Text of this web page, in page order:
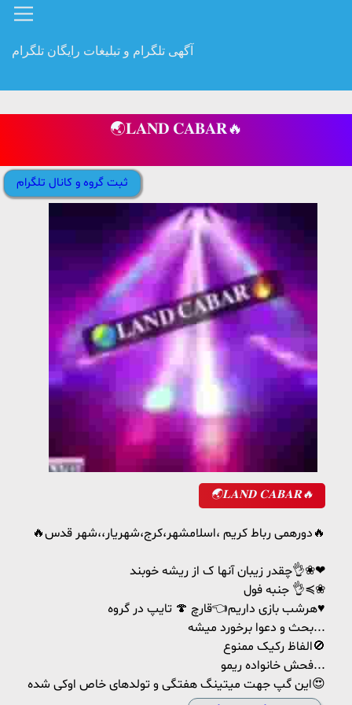
آگهی تلگرام و تبلیغات رایگان تلگرام
🌏𝐋𝐀𝐍𝐃 𝐂𝐀𝐁𝐀𝐑🔥
ثبت گروه و کانال تلگرام
🌏𝐋𝐀𝐍𝐃 𝐂𝐀𝐁𝐀𝐑🔥
🔥دورهمی رباط کریم ،اسلامشهر،کرج،شهریار،،شهر قدس🔥
چقدر زیبان آنها ک از ریشه خوبند👌❀❤
جنبه فول 👌≼❀
هرشب بازی داریم👈قارچ 🍄 تایپ در گروه♥️
بحث و دعوا برخورد میشه...
الفاظ رکیک ممنوع🚫
فحش خانواده ریمو...
این گپ جهت میتینگ هفتگی و تولدهای خاص اوکی شده😍